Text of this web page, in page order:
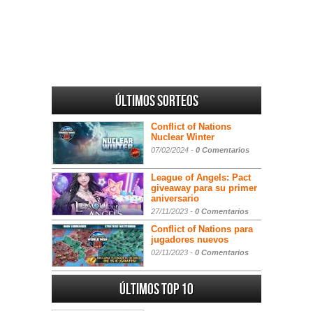
Últimos sorteos
Conflict of Nations
Nuclear Winter
07/02/2024 - 0 Comentarios
League of Angels: Pact
giveaway para su primer
aniversario
27/11/2023 - 0 Comentarios
Conflict of Nations para
jugadores nuevos
02/11/2023 - 0 Comentarios
Últimos Top 10